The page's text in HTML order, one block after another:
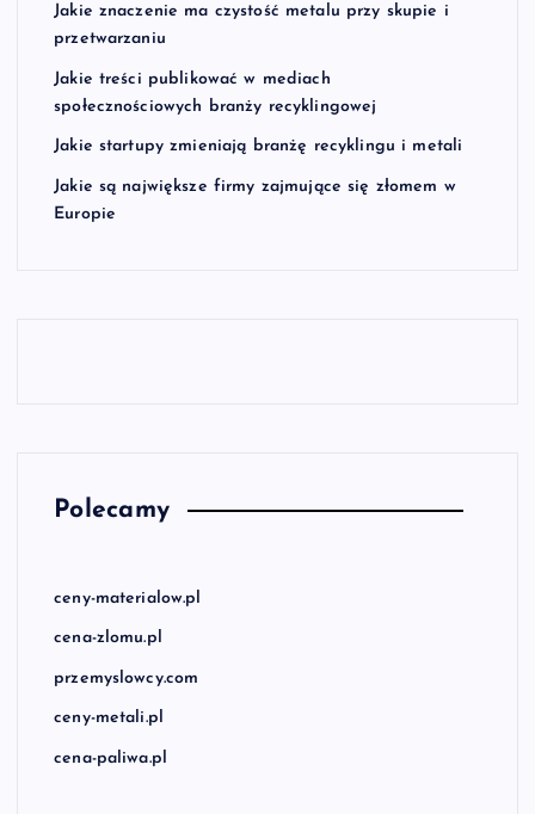
Jakie znaczenie ma czystość metalu przy skupie i
przetwarzaniu
Jakie treści publikować w mediach
społecznościowych branży recyklingowej
Jakie startupy zmieniają branżę recyklingu i metali
Jakie są największe firmy zajmujące się złomem w
Europie
Polecamy
ceny-materialow.pl
cena-zlomu.pl
przemyslowcy.com
ceny-metali.pl
cena-paliwa.pl